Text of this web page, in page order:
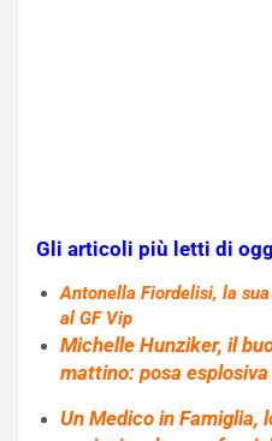
Gli articoli più letti di
Antonella Fiordelisi, la
al GF Vip
Michelle Hunziker, il
mattino: posa
Un Medico in Famiglia,